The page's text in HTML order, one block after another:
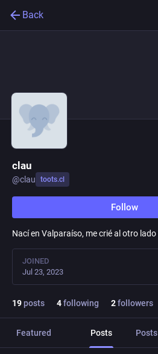
Back
clau
@clau toots.cl
Follow
Nací en Valparaíso, me crié al otro lado
JOINED
Jul 23, 2023
19posts 4following 2followers
Featured Posts Posts